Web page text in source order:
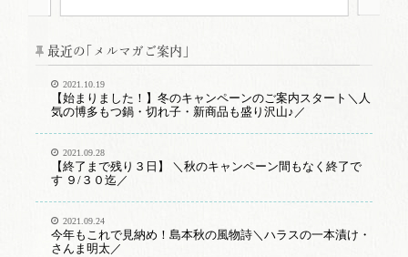
最近の｢メルマガご案内｣
2021.10.19
【始まりました！】冬のキャンペーンのご案内スタート＼人
気の博多もつ鍋・切れ子・新商品も盛り沢山♪／
2021.09.28
【終了まで残り３日】 ＼秋のキャンペーン間もなく終了で
す ９/３０迄／
2021.09.24
今年もこれで見納め！島本秋の風物詩＼ハラスの一本漬け・
さんま明太／